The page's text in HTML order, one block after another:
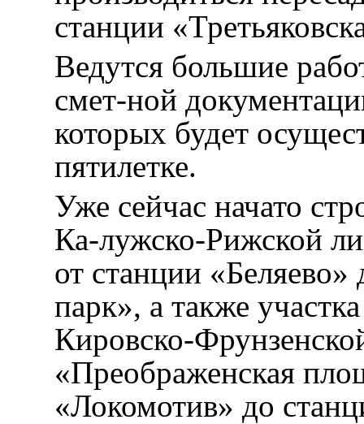
станции
Ведутся большие
смет-ной
которых будет
пятилетке.
Уже сейчас начато
Ка-лужско-Рижской
от станции
парк», а также
Кировско-
«Преображенская
«Локомотив» до